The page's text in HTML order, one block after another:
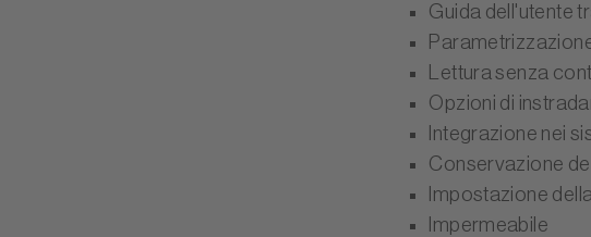
Guida dell'utente
Lettura senza
Opzioni di
Integrazione nei
Conservazione
Impostazione
Impermeabile